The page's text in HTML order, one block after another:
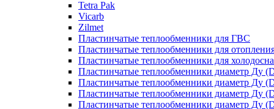
Tetra Pak
Vicarb
Zilmet
Пластинчатые теплообменники для ГВС
Пластинчатые теплообменники для
Пластинчатые теплообменники для
Пластинчатые теплообменники диаметр Ду
Пластинчатые теплообменники диаметр Ду
Пластинчатые теплообменники диаметр Ду
Пластинчатые теплообменники диаметр Ду